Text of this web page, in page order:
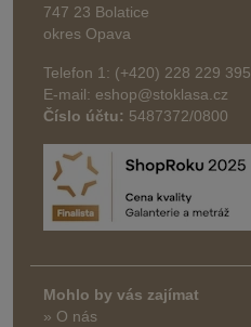
747 23 Bolatice
okres Opava
Telefon 1: (+420) 228 229 395
E-mail: eshop@stoklasa.cz
Číslo účtu: 5487372/0800
Mohlo by vás zajímat
» O nás